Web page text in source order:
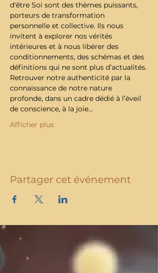
d'être Soi sont des thèmes puissants,
porteurs de transformation
personnelle et collective. Ils nous
invitent à explorer nos vérités
intérieures et à nous libérer des
conditionnements, des schémas et des
définitions qui ne sont plus d’actualités.
Retrouver notre authenticité par la
connaissance de notre nature
profonde, dans un cadre dédié à l’éveil
de conscience, à la joie…
Afficher plus
Partager cet événement